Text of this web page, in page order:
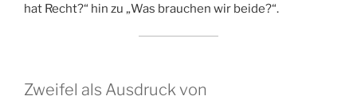
hat Recht?“ hin zu „Was brauchen wir beide?“.
Zweifel als Ausdruck von